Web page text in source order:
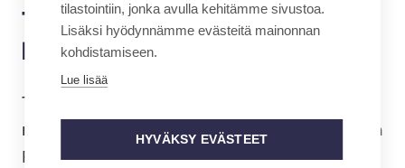
Tarkista tietosi - voit voittaa
lahjakortin Järvisydämeen
Tarkista ja päivitä jäsentietosi 29.2.
mennessä. Samalla osallistut Hotel & Spa
Resort Järvisydämen 1000 ja 500 euron
tilastointiin, jonka avulla kehitämme sivustoa.
Lisäksi hyödynnämme evästeitä mainonnan
kohdistamiseen.
Lue lisää
HYVÄKSY EVÄSTEET